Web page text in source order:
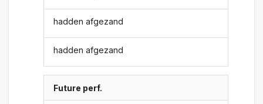
hadden afgezand
hadden afgezand
Future perf.